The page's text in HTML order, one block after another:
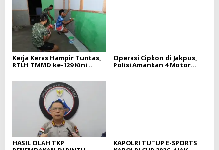
Kerja Keras Hampir Tuntas,
RTLH TMMD ke-129 Kini
Operasi Cipkon di Jakpus,
Polisi Amankan 4 Motor
HASIL OLAH TKP
KAPOLRI TUTUP E-SPORTS